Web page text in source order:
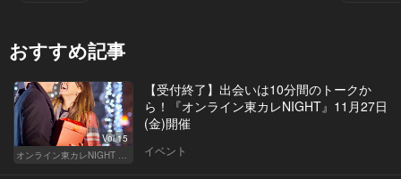
おすすめ記事
Vol.15
オンライン東カレNIGHT イベント募集
【受付終了】出会いは10分間のトークか
ら！『オンライン東カレNIGHT』11月27日
(金)開催
イベント